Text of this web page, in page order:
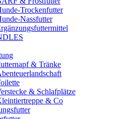
Trockenfutter
Nassfutter
& Tränke
& Schlafplätze
& Co